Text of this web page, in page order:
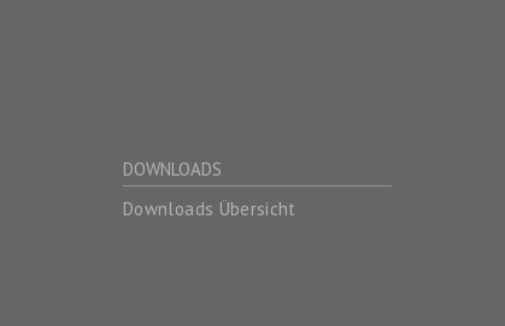
DOWNLOADS
Downloads Übersicht